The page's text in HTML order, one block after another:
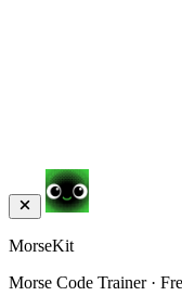
MorseKit
Morse Code Trainer ·